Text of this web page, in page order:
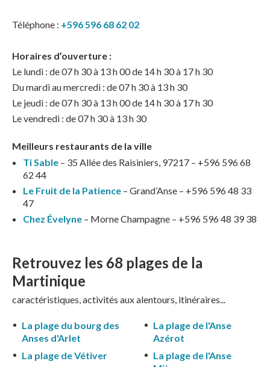
Téléphone : +596 596 68 62 02
Horaires d’ouverture :
Le lundi : de 07 h 30 à 13 h 00 de 14 h 30 à 17 h 30
Du mardi au mercredi : de 07 h 30 à 13 h 30
Le jeudi : de 07 h 30 à 13 h 00 de 14 h 30 à 17 h 30
Le vendredi : de 07 h 30 à 13 h 30
Meilleurs restaurants de la ville
Ti Sable – 35 Allée des Raisiniers, 97217 – +596 596 68
62 44
Le Fruit de la Patience – Grand’Anse – +596 596 48 33
47
Chez Évelyne – Morne Champagne – +596 596 48 39 38
Retrouvez les 68 plages de la
Martinique
caractéristiques, activités aux alentours, itinéraires...
La plage du bourg des
Anses d'Arlet
La plage de l'Anse
Azérot
La plage de Vétiver
La plage de l'Anse